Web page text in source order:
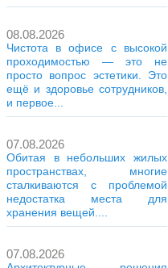
08.08.2026
Чистота в офисе с высокой
проходимостью — это не
просто вопрос эстетики. Это
ещё и здоровье сотрудников,
и первое...
07.08.2026
Обитая в небольших жилых
пространствах, многие
сталкиваются с проблемой
недостатка места для
хранения вещей....
07.08.2026